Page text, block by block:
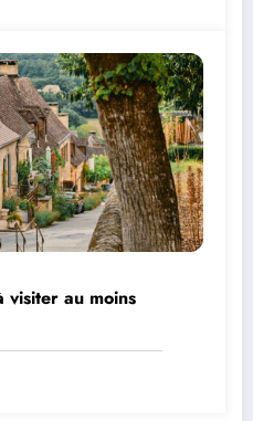
visiter au moins